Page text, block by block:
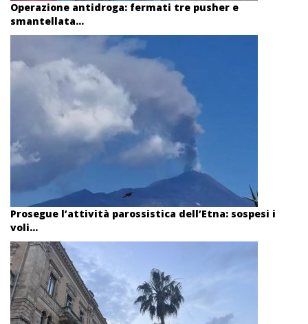
Operazione antidroga: fermati tre pusher e
smantellata...
Prosegue l’attività parossistica dell’Etna: sospesi i
voli...